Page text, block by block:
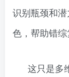
识别瓶颈和
色，帮助错综
这只是多